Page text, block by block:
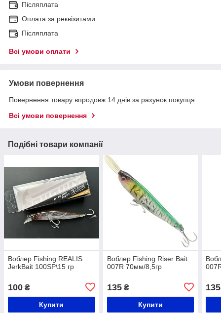
Післяплата
Оплата за реквізитами
Післяплата
Всі умови оплати
Умови повернення
Повернення товару впродовж 14 днів за рахунок покупця
Всі умови повернення
Подібні товари компанії
Воблер Fishing REALIS
JerkBait 100SP\15 гр
100 ₴
Купити
Воблер Fishing Riser Bait
007R 70мм/8,5гр
135₴
Купити
135